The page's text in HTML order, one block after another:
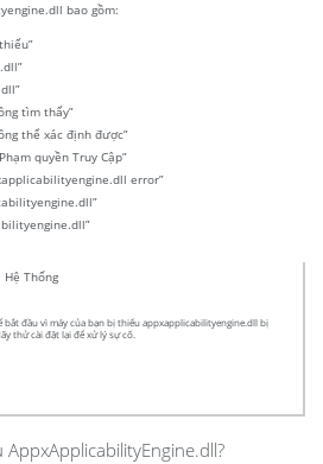
bao gồm:
tìm thấy”
thể xác định được”
quyền Truy Cập”
error”
Thống
đầu vì máy của bạn bị thiếu appxapplicabilityengine.dll bị
thử cài đặt lại để xử lý sự cố.